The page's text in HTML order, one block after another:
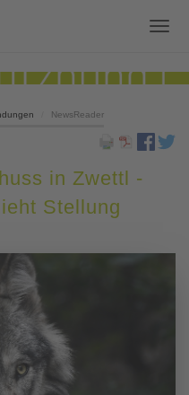
NewsReader
in Zwettl -
Stellung